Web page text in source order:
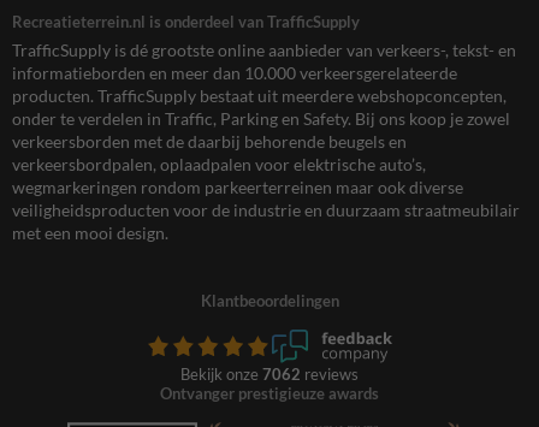
Recreatieterrein.nl is onderdeel van TrafficSupply
TrafficSupply is dé grootste online aanbieder van verkeers-, tekst- en
informatieborden en meer dan 10.000 verkeersgerelateerde
producten. TrafficSupply bestaat uit meerdere webshopconcepten,
onder te verdelen in Traffic, Parking en Safety. Bij ons koop je zowel
verkeersborden met de daarbij behorende beugels en
verkeersbordpalen, oplaadpalen voor elektrische auto’s,
wegmarkeringen rondom parkeerterreinen maar ook diverse
veiligheidsproducten voor de industrie en duurzaam straatmeubilair
met een mooi design.
Klantbeoordelingen
Bekijk onze 7062 reviews
Ontvanger prestigieuze awards